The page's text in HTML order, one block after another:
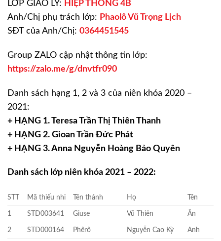
LỚP GIÁO LÝ: HIỆP THÔNG 4B
Anh/Chị phụ trách lớp: Phaolô Vũ Trọng Lịch
SĐT của Anh/Chị: 0364451545
Group ZALO cập nhật thông tin lớp:
https://zalo.me/g/dnvtfr090
Danh sách hạng 1, 2 và 3 của niên khóa 2020 –
2021:
+ HẠNG 1. Teresa Trần Thị Thiên Thanh
+ HẠNG 2. Gioan Trần Đức Phát
+ HẠNG 3. Anna Nguyễn Hoàng Bảo Quyên
Danh sách lớp niên khóa 2021 – 2022:
STT Mã thiếu nhi Tên thánh Họ Tên
1 STD003641 Giuse Vũ Thiên Ân
2 STD000164 Phêrô Nguyễn Cao Kỳ Anh